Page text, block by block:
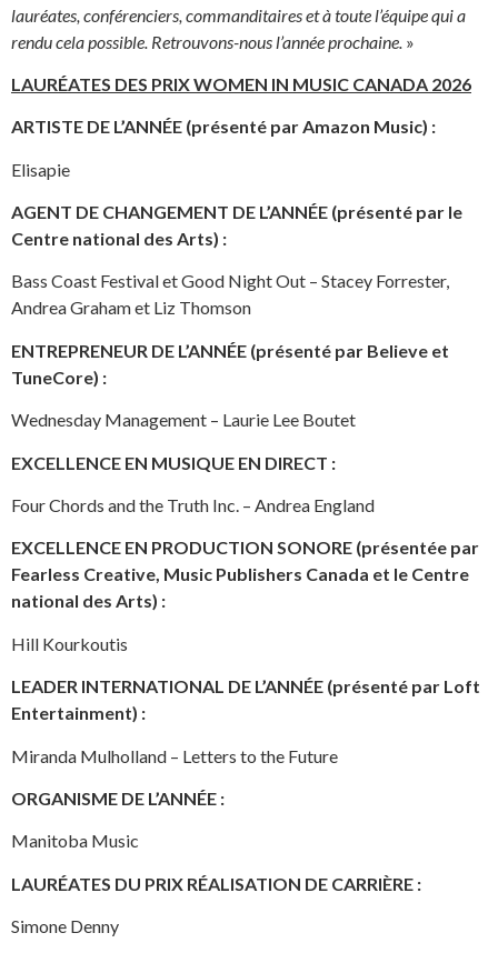
lauréates, conférenciers, commanditaires et à toute l’équipe qui a
rendu cela possible. Retrouvons-nous l’année prochaine. »
LAURÉATES DES PRIX WOMEN IN MUSIC CANADA 2026
ARTISTE DE L’ANNÉE (présenté par Amazon Music) :
Elisapie
AGENT DE CHANGEMENT DE L’ANNÉE (présenté par le
Centre national des Arts) :
Bass Coast Festival et Good Night Out – Stacey Forrester,
Andrea Graham et Liz Thomson
ENTREPRENEUR DE L’ANNÉE (présenté par Believe et
TuneCore) :
Wednesday Management – Laurie Lee Boutet
EXCELLENCE EN MUSIQUE EN DIRECT :
Four Chords and the Truth Inc. – Andrea England
EXCELLENCE EN PRODUCTION SONORE (présentée par
Fearless Creative, Music Publishers Canada et le Centre
national des Arts) :
Hill Kourkoutis
LEADER INTERNATIONAL DE L’ANNÉE (présenté par Loft
Entertainment) :
Miranda Mulholland – Letters to the Future
ORGANISME DE L’ANNÉE :
Manitoba Music
LAURÉATES DU PRIX RÉALISATION DE CARRIÈRE :
Simone Denny